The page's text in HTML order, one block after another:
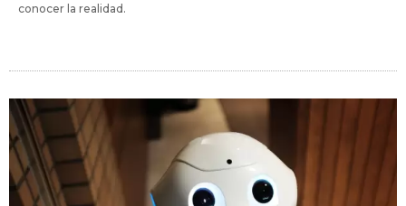
conocer la realidad.